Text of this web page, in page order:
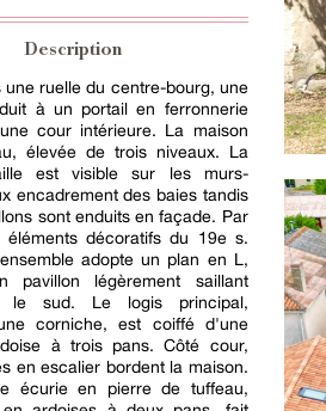
Description
une ruelle du centre-bourg, une
à un portail en ferronnerie
cour intérieure. La maison
élevée de trois niveaux. La
est visible sur les murs-
encadrement des baies tandis
sont enduits en façade. Par
éléments décoratifs du 19e s.
adopte un plan en L,
pavillon légèrement saillant
le sud. Le logis principal,
corniche, est coiffé d'une
à trois pans. Côté cour,
en escalier bordent la maison.
écurie en pierre de tuffeau,